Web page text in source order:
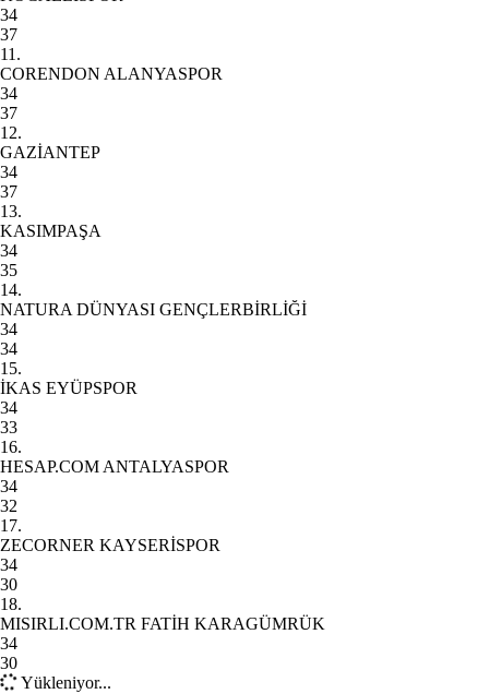
34
37
11.
CORENDON ALANYASPOR
34
37
12.
GAZİANTEP
34
37
13.
KASIMPAŞA
34
35
14.
NATURA DÜNYASI GENÇLERBİRLİĞİ
34
34
15.
İKAS EYÜPSPOR
34
33
16.
HESAP.COM ANTALYASPOR
34
32
17.
ZECORNER KAYSERİSPOR
34
30
18.
MISIRLI.COM.TR FATİH KARAGÜMRÜK
34
30
Yükleniyor...